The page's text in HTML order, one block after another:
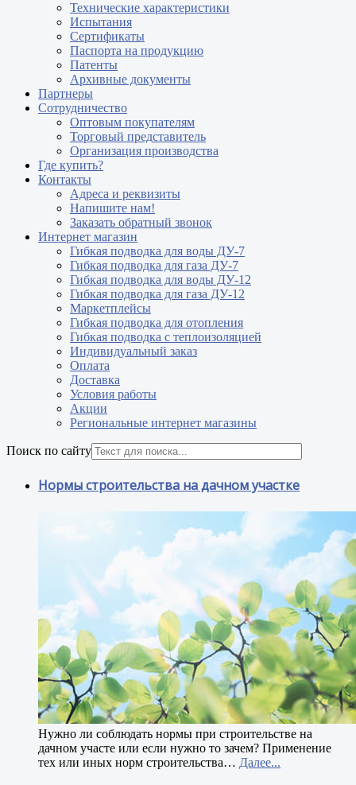
Технические характеристики
Испытания
Сертификаты
Паспорта на продукцию
Патенты
Архивные документы
Партнеры
Сотрудничество
Оптовым покупателям
Торговый представитель
Организация производства
Где купить?
Контакты
Адреса и реквизиты
Напишите нам!
Заказать обратный звонок
Интернет магазин
Гибкая подводка для воды ДУ-7
Гибкая подводка для газа ДУ-7
Гибкая подводка для воды ДУ-12
Гибкая подводка для газа ДУ-12
Маркетплейсы
Гибкая подводка для отопления
Гибкая подводка с теплоизоляцией
Индивидуальный заказ
Оплата
Доставка
Условия работы
Акции
Региональные интернет магазины
Поиск по сайту
Нормы строительства на дачном участке
Нужно ли соблюдать нормы при строительстве на
дачном участе или если нужно то зачем? Применение
тех или иных норм строительства… Далее...